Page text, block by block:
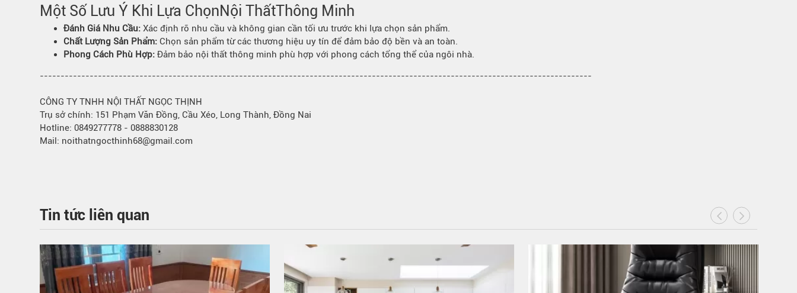
Ray trượt – bản lề – tay nắm cửa
Phụ kiện tủ bếp dưới
Giá để bát đĩa đa năng
Giá để dao thớt
Kệ góc liên hoàn
Một Số Lưu Ý Khi Lựa ChọnNội ThấtThông Minh
Đánh Giá Nhu Cầu: Xác định rõ nhu cầu và không gian cần tối ưu trước khi lựa chọn sản phẩm.
Chất Lượng Sản Phẩm: Chọn sản phẩm từ các thương hiệu uy tín để đảm bảo độ bền và an toàn.
Phong Cách Phù Hợp: Đảm bảo nội thất thông minh phù hợp với phong cách tổng thể của ngôi nhà.
-------------------------------------------------------------------------------------------------------------------------------------
CÔNG TY TNHH NỘI THẤT NGỌC THỊNH
Trụ sở chính: 151 Phạm Văn Đồng, Cầu Xéo, Long Thành, Đồng Nai
Hotline: 0849277778 - 0888830128
Mail: noithatngocthinh68@gmail.com
Tin tức liên quan